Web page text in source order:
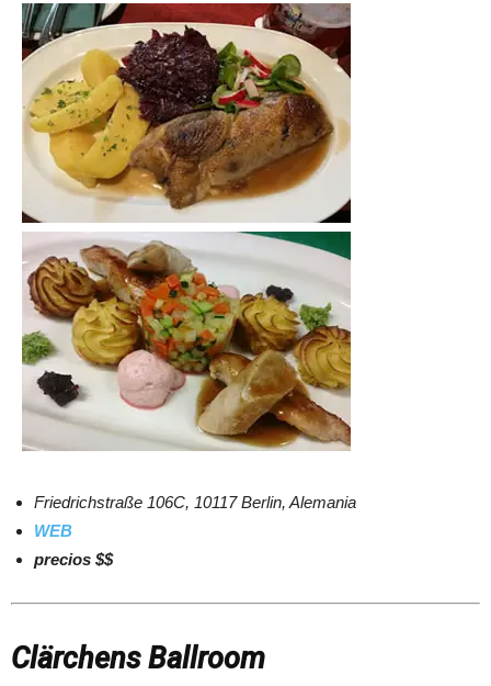
Friedrichstraße 106C, 10117 Berlin, Alemania
WEB
precios $$
Clärchens Ballroom